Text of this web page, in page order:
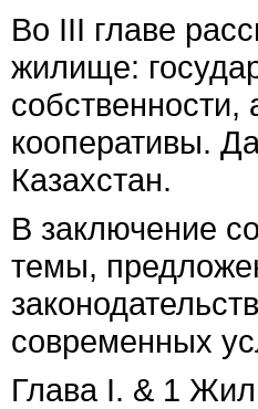
Во III главе
жилище:
кооперативы.
Казахстан.
В заключение
темы,
современных
Глава I. & 1